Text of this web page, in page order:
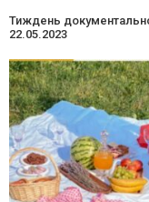
Тиждень
22.05.2023